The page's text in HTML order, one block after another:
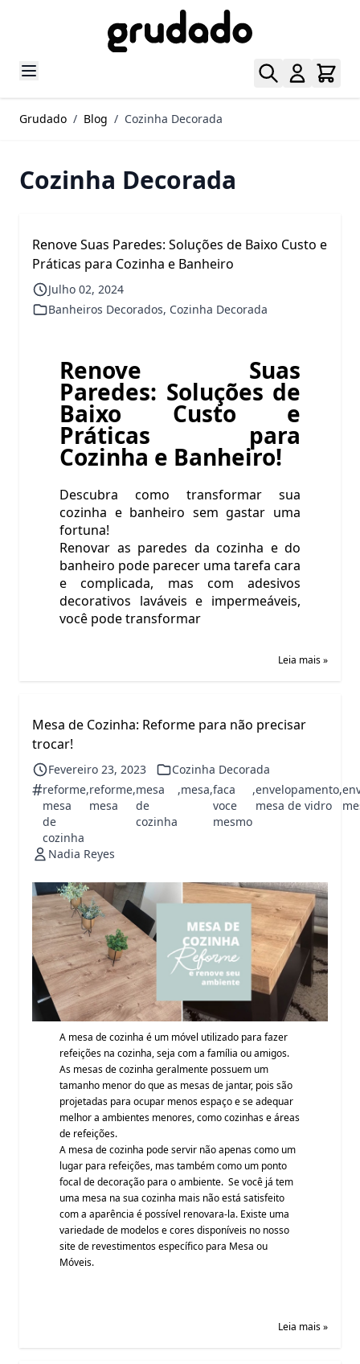
Grudado / Blog / Cozinha Decorada
Cozinha Decorada
Renove Suas Paredes: Soluções de Baixo Custo e
Práticas para Cozinha e Banheiro
Julho 02, 2024
Banheiros Decorados, Cozinha Decorada
Renove Suas
Paredes: Soluções de
Baixo Custo e
Práticas para
Cozinha e Banheiro!
Descubra como transformar sua
cozinha e banheiro sem gastar uma
fortuna!
Renovar as paredes da cozinha e do
banheiro pode parecer uma tarefa cara
e complicada, mas com adesivos
decorativos laváveis e impermeáveis,
você pode transformar
Leia mais »
Mesa de Cozinha: Reforme para não precisar
trocar!
Fevereiro 23, 2023 Cozinha Decorada
#reforme
mesa
de
cozinha
,reforme
mesa
,mesa
de
cozinha
,mesa,faca
voce
mesmo
,envelopamento
mesa de vidro
,
Nadia Reyes
A mesa de cozinha é um móvel utilizado para fazer
refeições na cozinha, seja com a família ou amigos.
As mesas de cozinha geralmente possuem um
tamanho menor do que as mesas de jantar, pois são
projetadas para ocupar menos espaço e se adequar
melhor a ambientes menores, como cozinhas e áreas
de refeições.
A mesa de cozinha pode servir não apenas como um
lugar para refeições, mas também como um ponto
focal de decoração para o ambiente. Se você já tem
uma mesa na sua cozinha mais não está satisfeito
com a aparência é possível renovara-la. Existe uma
variedade de modelos e cores disponíveis no nosso
site de revestimentos específico para Mesa ou
Móveis.
Leia mais »